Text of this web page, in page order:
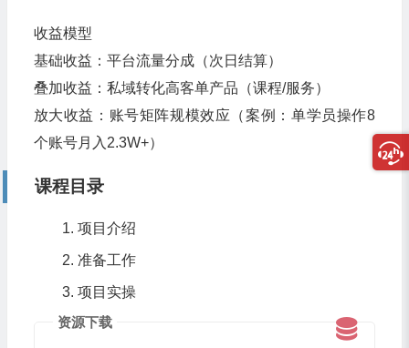
收益模型
基础收益：平台流量分成（次日结算）
叠加收益：私域转化高客单产品（课程/服务）
放大收益：账号矩阵规模效应（案例：单学员操作8
个账号月入2.3W+）
课程目录
项目介绍
准备工作
项目实操
资源下载